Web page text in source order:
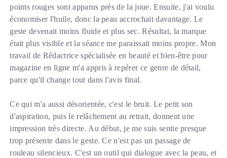
points rouges sont apparus près de la joue. Ensuite, j'ai voulu
économiser l'huile, donc la peau accrochait davantage. Le
geste devenait moins fluide et plus sec. Résultat, la marque
était plus visible et la séance me paraissait moins propre. Mon
travail de Rédactrice spécialisée en beauté et bien-être pour
magazine en ligne m'a appris à repérer ce genre de détail,
parce qu'il change tout dans l'avis final.
Ce qui m'a aussi désorientée, c'est le bruit. Le petit son
d'aspiration, puis le relâchement au retrait, donnent une
impression très directe. Au début, je me suis sentie presque
trop présente dans le geste. Ce n'est pas un passage de
rouleau silencieux. C'est un outil qui dialogue avec la peau, et